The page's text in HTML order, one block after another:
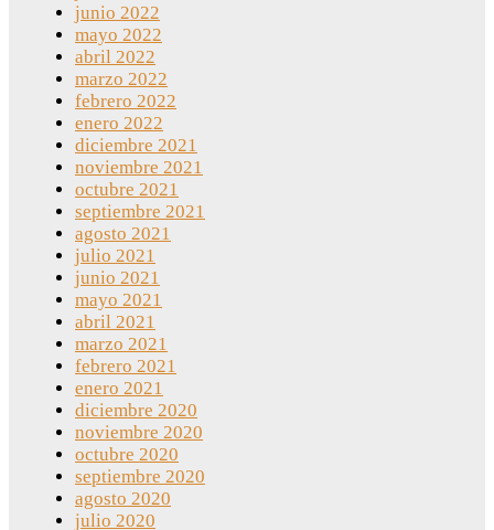
junio 2022
mayo 2022
abril 2022
marzo 2022
febrero 2022
enero 2022
diciembre 2021
noviembre 2021
octubre 2021
septiembre 2021
agosto 2021
julio 2021
junio 2021
mayo 2021
abril 2021
marzo 2021
febrero 2021
enero 2021
diciembre 2020
noviembre 2020
octubre 2020
septiembre 2020
agosto 2020
julio 2020